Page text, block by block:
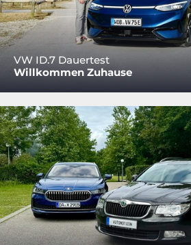
VW ID.7 Dauertest
Willkommen Zuhause